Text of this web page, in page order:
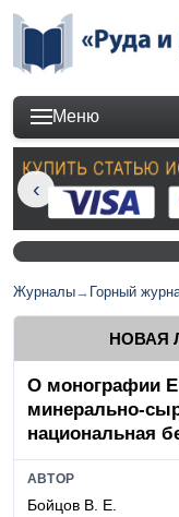
Меню
Журналы→ Горный
НОВАЯ
О монографии
минерально-
национальная
АВТОР
Бойцов В. Е.